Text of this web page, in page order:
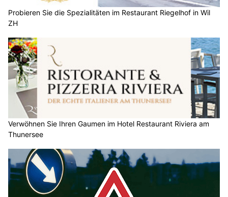
Probieren Sie die Spezialitäten im Restaurant Riegelhof in Wil
ZH
Verwöhnen Sie Ihren Gaumen im Hotel Restaurant Riviera am
Thunersee